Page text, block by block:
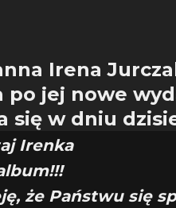
Irena
po jej nowe
się w dniu
Irenka
że Państwu się